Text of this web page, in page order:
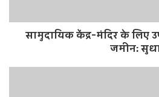
सामुदायिक केंद्र-मंदिर के लिए
जमीन: